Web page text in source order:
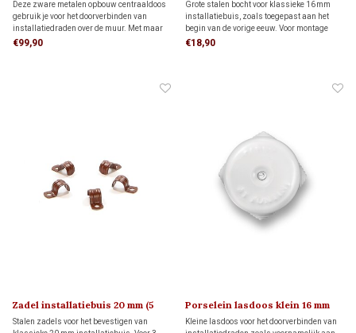
Deze zware metalen opbouw centraaldoos
gebruik je voor het doorverbinden van
installatiedraden over de muur. Met maar
liefst 6 ingangen, creëer je een
€99,90
Grote stalen bocht voor klassieke 16 mm
installatiebuis, zoals toegepast aan het
begin van de vorige eeuw. Voor montage
aan een buis zijn twee sokken nodig, die
€18,90
Zadel installatiebuis 20 mm (5
stuks)
Stalen zadels voor het bevestigen van
Porselein lasdoos klein 16 mm
Kleine lasdoos voor het doorverbinden van